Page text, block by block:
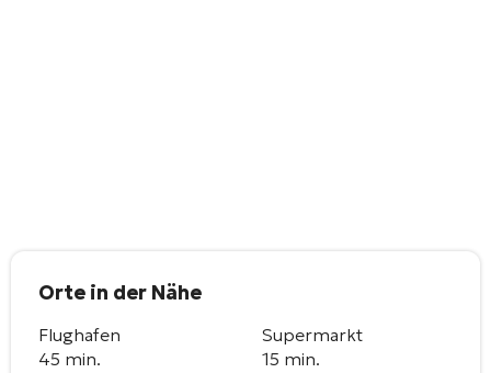
Orte in der Nähe
Flughafen
45 min.
Supermarkt
15 min.